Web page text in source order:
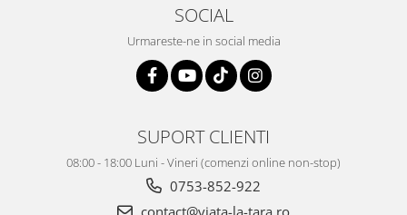
SOCIAL
Urmareste-ne in social media
SUPORT CLIENTI
08:00 - 18:00 Luni - Vineri (comenzi online non-stop)
0753-852-922
contact@viata-la-tara.ro